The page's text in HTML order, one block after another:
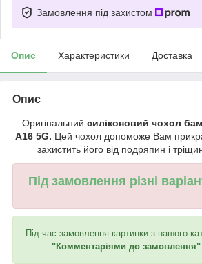
Замовлення під захистом
Опис Характеристики Доставка
Опис
Оригінальний силіконовий чохол
A16 5G. Цей чохол допоможе Вам
захистить його від подряпин і
Під замовлення різні
Під час замовлення картинки з нашого
"Комментаріями до замовлення"